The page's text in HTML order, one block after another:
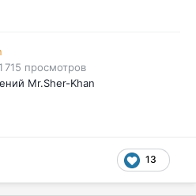
715 просмотров
Mr.Sher-Khan
13